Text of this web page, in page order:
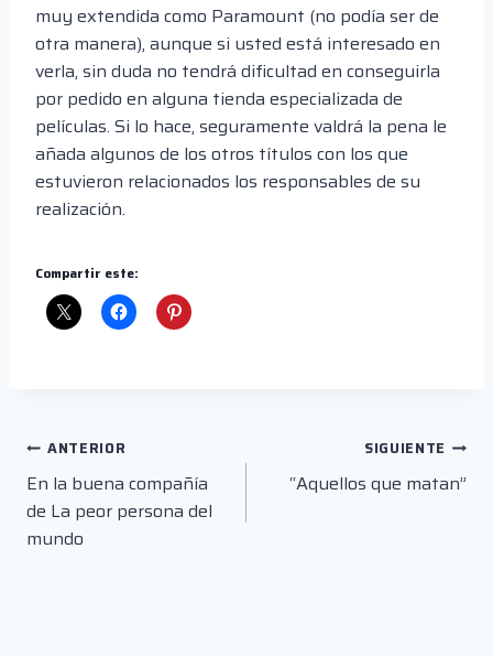
muy extendida como Paramount (no podía ser de
otra manera), aunque si usted está interesado en
verla, sin duda no tendrá dificultad en conseguirla
por pedido en alguna tienda especializada de
películas. Si lo hace, seguramente valdrá la pena le
añada algunos de los otros títulos con los que
estuvieron relacionados los responsables de su
realización.
Compartir este:
Navegación
de
entradas
ANTERIOR
En la buena compañía
de La peor persona del
mundo
SIGUIENTE
“Aquellos que matan”